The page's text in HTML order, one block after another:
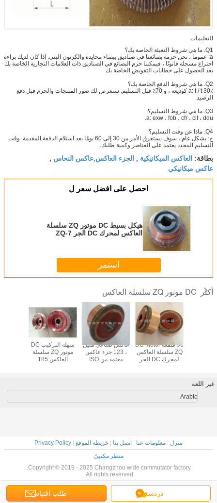
التعليمات
Q1. ما هي شروط التعبئة الخاصة بك؟
a: عموما ، نحن حزمة بضائعنا في صناديق بيضاء محايدة والكرتون البني. إذا كان لديك براءة
اختراع مسجلة قانونًا ، فيمكننا حزم البضائع في الصناديق ذات العلامات التجارية الخاصة بك
بعد الحصول على خطابات التفويض الخاصة بك.
Q2. ما هي شروط الدفع الخاصة بك؟
a: t / t 30٪ كوديعة ، و 70٪ قبل التسليم. سنعرض لك صور المنتجات والحزم قبل دفع
الرصيد.
Q3. ما هي شروط التسليم؟
a: exw ، fob ، cfr ، cif ، ddu.
Q4. ماذا عن وقت التسليم؟
ج: بشكل عام ، سوف يستغرق الأمر من 30 إلى 60 يومًا بعد استلام الدفعة المقدمة. وقت
التسليم المحدد يعتمد على العناصر وكمية طلبك.
بطاقة: العاكس الميكانيكية , الجزء العاكس,عاكس النحاس ,
عاكس ميكانيكي
احصل على افضل سعر ل
هيكل بسيط DC موتور ZQ سلسلة
العاكس لمحرك DC الجر ZQ-7
استمر
أكثر DC موتور ZQ سلسلة العاكس
سهلة التركيب DC
موتور ZQ سلسلة
العاكس 185
عاكس صناعي متين
، 123 جزء عاكس
معتمد من ISO
96 قطعة DC Motor
ZQ سلسلة العاكس
لمحرك DC الجر
دردشة طلب اقتباس
غير اللغة
Arabic
منزل | معلومات عنا | اتصل بنا | خريطة الموقع |
Privacy Policy
منظر مكتبيّ
Copyright © 2019 - 2025 Changzhou wide commutator factory.
All rights reserved.